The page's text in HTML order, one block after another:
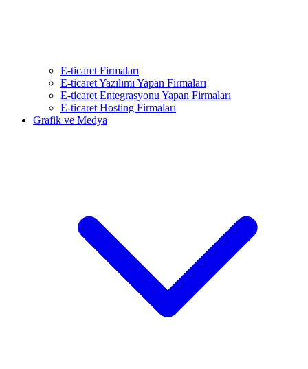
E-ticaret Firmaları
E-ticaret Yazılımı Yapan Firmaları
E-ticaret Entegrasyonu Yapan Firmaları
E-ticaret Hosting Firmaları
Grafik ve Medya